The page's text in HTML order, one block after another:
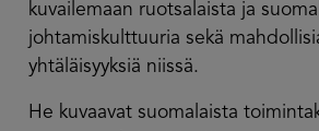
kuvailemaan ruotsalaista ja
johtamiskulttuuria sekä
yhtäläisyyksiä niissä.
He kuvaavat suomalaista